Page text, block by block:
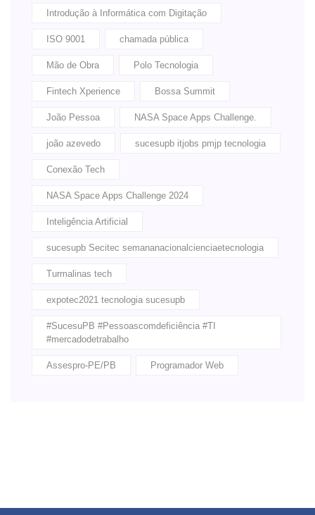
Introdução à Informática com Digitação
ISO 9001 chamada pública
Mão de Obra Polo Tecnologia
Fintech Xperience Bossa Summit
João Pessoa NASA Space Apps Challenge.
joão azevedo sucesupb itjobs pmjp tecnologia
Conexão Tech
NASA Space Apps Challenge 2024
Inteligência Artificial
sucesupb Secitec semananacionalcienciaetecnologia
Turmalinas tech
expotec2021 tecnologia sucesupb
#SucesuPB #Pessoascomdeficiência #TI
#mercadodetrabalho
Assespro-PE/PB Programador Web